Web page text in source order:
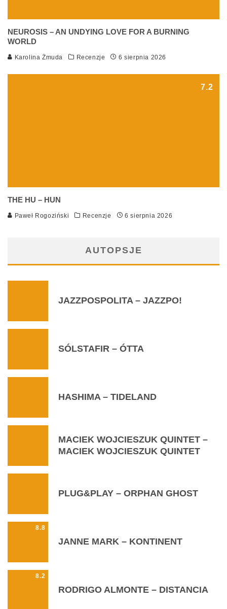
NEUROSIS – AN UNDYING LOVE FOR A BURNING
WORLD
Karolina Żmuda Recenzje 6 sierpnia 2026
7.2
THE HU – HUN
Paweł Rogoziński Recenzje 6 sierpnia 2026
AUTOPSJE
JAZZPOSPOLITA – JAZZPO!
SÓLSTAFIR – ÓTTA
HASHIMA – TIDELAND
MACIEK WOJCIESZUK QUINTET –
MACIEK WOJCIESZUK QUINTET
PLUG&PLAY – ORPHAN GHOST
8.8
JANNE MARK – KONTINENT
8.2
RODRIGO ALMONTE – DISTANCIA